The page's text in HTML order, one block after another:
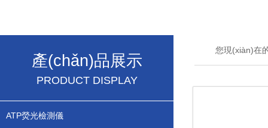
產(chǎn)品展示
PRODUCT DISPLAY
ATP熒光檢測儀
您現(xiàn)在